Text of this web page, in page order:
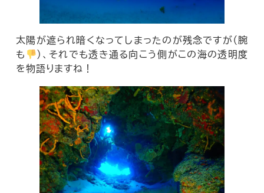
太陽が遮られ暗くなってしまったのが残念ですが（腕
も
）、それでも透き通る向こう側がこの海の透明度
を物語りますね！